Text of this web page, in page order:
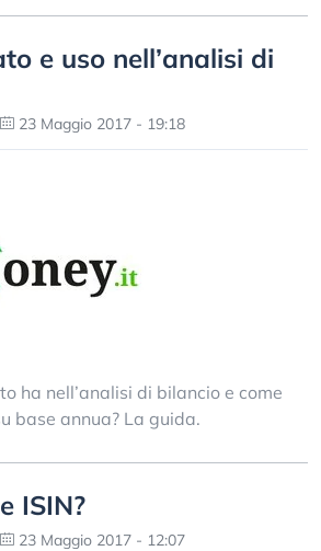
e uso nell’analisi di
23 Maggio 2017 - 19:18
ha nell’analisi di bilancio e come
base annua? La guida.
ISIN?
23 Maggio 2017 - 12:07